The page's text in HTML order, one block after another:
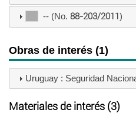
-- (No. 88-203/2011 )
Obras de interés (1)
Uruguay : Seguridad
Materiales de interés (3)